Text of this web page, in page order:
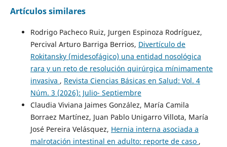
Artículos similares
Rodrigo Pacheco Ruiz, Jurgen Espinoza Rodríguez,
Percival Arturo Barriga Berrios, Divertículo de
Rokitansky (midesofágico) una entidad nosológica
rara y un reto de resolución quirúrgica mínimamente
invasiva , Revista Ciencias Básicas en Salud: Vol. 4
Núm. 3 (2026): Julio- Septiembre
Claudia Viviana Jaimes González, María Camila
Borraez Martínez, Juan Pablo Unigarro Villota, María
José Pereira Velásquez, Hernia interna asociada a
malrotación intestinal en adulto: reporte de caso ,